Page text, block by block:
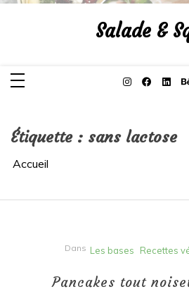
Aller
Salade &
Étiquette : sans lactose
Accueil
Dans Les bases Recettes
Pancakes tout